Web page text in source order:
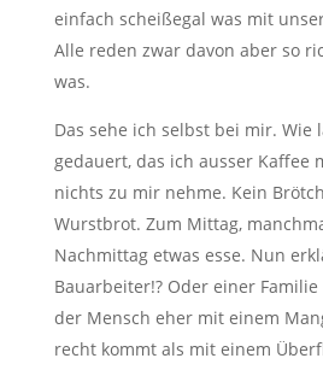
einfach scheißegal was mit
Alle reden zwar davon aber so
was.
Das sehe ich selbst bei mir. Wie
gedauert, das ich ausser Kaffee
nichts zu mir nehme. Kein
Wurstbrot. Zum Mittag,
Nachmittag etwas esse. Nun
Bauarbeiter!? Oder einer
der Mensch eher mit einem
recht kommt als mit einem